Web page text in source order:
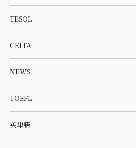
TESOL
CELTA
NEWS
TOEFL
英単語